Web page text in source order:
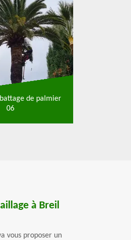
de palmier
06
à Breil
vous proposer un